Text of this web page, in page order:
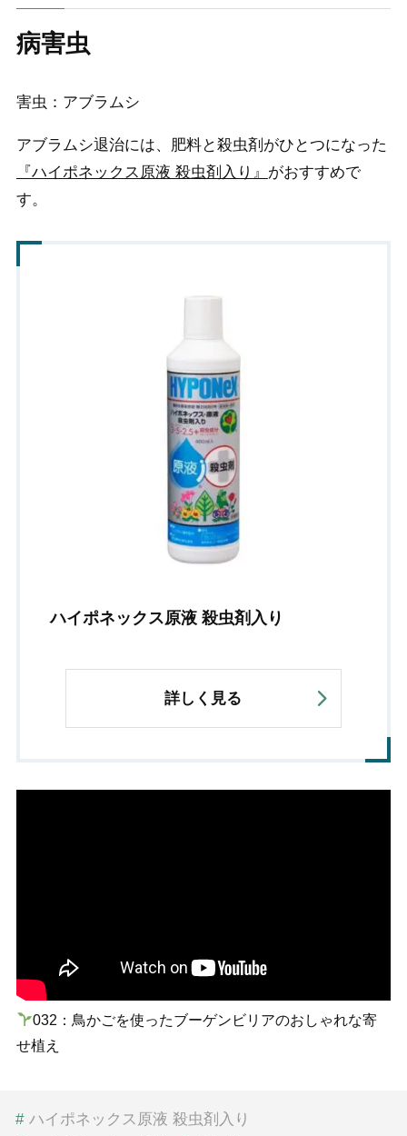
病害虫
害虫：アブラムシ
アブラムシ退治には、肥料と殺虫剤がひとつになった
『ハイポネックス原液 殺虫剤入り』 がおすすめで
す。
ハイポネックス原液 殺虫剤入り
詳しく見る
032：鳥かごを使ったブーゲンビリアのおしゃれな寄
せ植え
# ハイポネックス原液 殺虫剤入り